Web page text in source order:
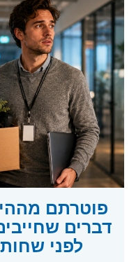
דברים
לפני